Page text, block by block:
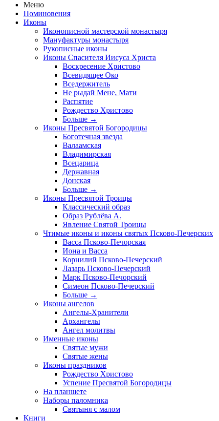
Меню
Поминовения
Иконы
Иконописной мастерской монастыря
Мануфактуры монастыря
Рукописные иконы
Иконы Спасителя Иисуса Христа
Воскресение Христово
Всевидящее Око
Вседержитель
Не рыдай Мене, Мати
Распятие
Рождество Христово
Больше →
Иконы Пресвятой Богородицы
Боготечная звезда
Валаамская
Владимирская
Всецарица
Державная
Донская
Больше →
Иконы Пресвятой Троицы
Классический образ
Образ Рублёва А.
Явление Святой Троицы
Чтимые иконы и иконы святых Псково-Печерских
Васса Псково-Печорская
Иона и Васса
Корнилий Псково-Печерский
Лазарь Псково-Печерский
Марк Псково-Печорский
Симеон Псково-Печерский
Больше →
Иконы ангелов
Ангелы-Хранители
Архангелы
Ангел молитвы
Именные иконы
Святые мужи
Святые жены
Иконы праздников
Рождество Христово
Успение Пресвятой Богородицы
На планшете
Наборы паломника
Святыня с малом
Книги